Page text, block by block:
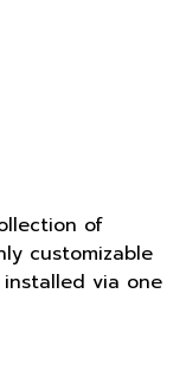
of
customizable
via one